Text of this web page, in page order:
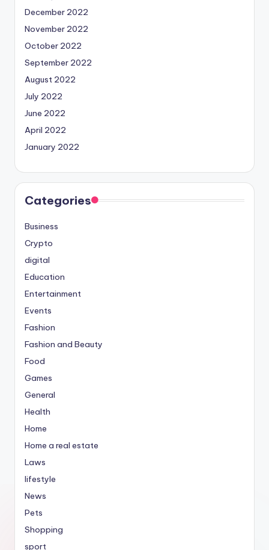
December 2022
November 2022
October 2022
September 2022
August 2022
July 2022
June 2022
April 2022
January 2022
Categories
Business
Crypto
digital
Education
Entertainment
Events
Fashion
Fashion and Beauty
Food
Games
General
Health
Home
Home a real estate
Laws
lifestyle
News
Pets
Shopping
sport